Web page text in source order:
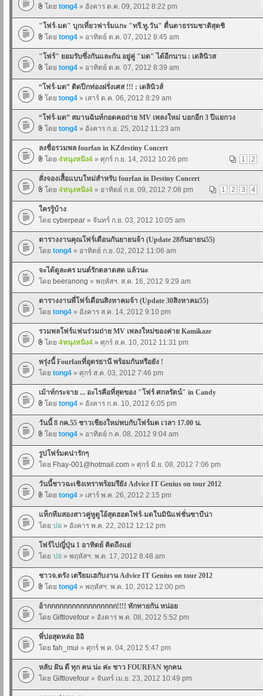
โดย tong4 » อังคาร ต.ค. 09, 2012 8:22 pm
"โฟร์-มด" บุกเที่ยวฟาร์มแกะ "ทรี.ทู.วัน" ตื่นตาธรรมชาติสุดชิ
โดย tong4 » อาทิตย์ ต.ค. 07, 2012 8:45 am
"โฟร์" ยอมรับซึ่งกันและกัน อยู่คู่ "มด" ได้อีกนาน : เดลินิวส
โดย tong4 » อาทิตย์ ต.ค. 07, 2012 8:39 am
“โฟร์-มด” ติดปีกท่องฝรั่งเศส !!! : เดลินิวส์
โดย tong4 » เสาร์ ต.ค. 06, 2012 8:29 am
“โฟร์-มด” สมานฉันท์กอดคอถ่าย MV เพลงใหม่ บอกอีก 3 ปีแยกวง
โดย tong4 » อังคาร ก.ย. 25, 2012 11:23 am
ลงชื่อรวมพล fourfan in KZdestiny Concert
1
2
โดย 4หนุงหนิง4 » ศุกร์ ก.ย. 14, 2012 10:26 pm
สั่งจองเสื้อแบบใหม่สำหรับ fourfan in Destiny Concert
1
2 3 4
โดย 4หนุงหนิง4 » อาทิตย์ ก.ย. 09, 2012 7:08 pm
ใครรู้บ้าง
โดย cyberpear » จันทร์ ก.ย. 03, 2012 10:05 am
ตารางงานคุณโฟร์เดือนกันยายนจ้า (Update 28กันยายน55)
โดย tong4 » อาทิตย์ ก.ย. 02, 2012 11:06 am
จะได้ดูละคร มนต์รักตลาดสด แล้วนะ
โดย beeranong » พฤหัสฯ. ส.ค. 16, 2012 9:29 am
ตารางงานพี่โฟร์เดือนสิงหาคมจ้า (Update 30สิงหาคม55)
โดย tong4 » อังคาร ส.ค. 14, 2012 9:10 pm
รวมพลโฟร์แฟนร่วมถ่าย MV เพลงใหม่ของค่าย Kamikaze
โดย 4หนุงหนิง4 » ศุกร์ ส.ค. 10, 2012 11:31 pm
พรุ่งนี้ Fourfanที่อุดรธานี พร้อมกันหรือยัง !
โดย tong4 » ศุกร์ ส.ค. 03, 2012 7:46 pm
เม้าท์กระจาย ... อะไรคือที่สุดของ "โฟร์ ศกลรัตน์" in Candy
โดย tong4 » อังคาร ก.ค. 10, 2012 6:05 pm
วันนี้ 8 กค.55 ชาวเชียงใหม่พบกับโฟร์มด เวลา 17.00 น.
โดย tong4 » อาทิตย์ ก.ค. 08, 2012 9:04 am
รูปโฟร์มดน่ารักๆ
โดย Fhay-001@hotmail.com » ศุกร์ มิ.ย. 08, 2012 7:06 pm
วันนี้ชาวฉะเชิงเทราพร้อมรึยัง Advice IT Genius on tour 2012
โดย tong4 » เสาร์ พ.ค. 26, 2012 2:15 pm
แท็กทีมสองสาวคู่หูดูโอ้สุดฮอตโฟร์-มดในมินิแฟชั่นซาบีน่า
โดย ปอ » อังคาร พ.ค. 22, 2012 12:12 pm
โฟร์ไปญี่ปุ่น 1 อาทิตย์ คิดถึงแย่
โดย ปอ » พฤหัสฯ. พ.ค. 17, 2012 8:48 am
ชาวจ.ตรัง เตรียมเฮกับงาน Advice IT Genius on tour 2012
โดย tong4 » พฤหัสฯ. พ.ค. 10, 2012 12:00 pm
อ้ากกกกกกกกกกกกกกกกก!!!! ทักทายกัน หน่อย
โดย Giftlovefour » อังคาร พ.ค. 08, 2012 5:52 pm
พี่ปอสุดหล่อ อิอิ
โดย fah_mui » ศุกร์ พ.ค. 04, 2012 5:47 pm
หลับ ฝัน ดี ทุก คน น่ะ ค่ะ ชาว FOURFAN ทุกคน
โดย Giftlovefour » จันทร์ เม.ย. 23, 2012 10:49 pm